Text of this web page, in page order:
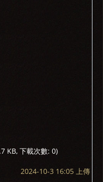
KB, 下載次數: 0)
2024-10-3 16:05 上傳